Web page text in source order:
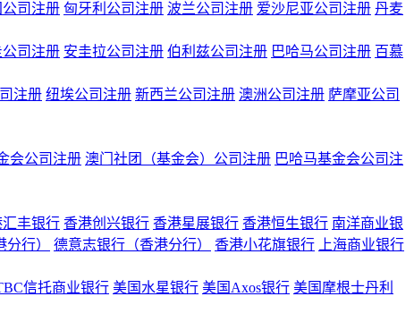
司注册 匈牙利公司注册 波兰公司注册 爱沙尼亚公司注册 丹麦
司注册 安圭拉公司注册 伯利兹公司注册 巴哈马公司注册 百慕
注册 纽埃公司注册 新西兰公司注册 澳洲公司注册 萨摩亚公司
会公司注册 澳门社团（基金会）公司注册 巴哈马基金会公司注
汇丰银行 香港创兴银行 香港星展银行 香港恒生银行 南洋商业银
行） 德意志银行（香港分行） 香港小花旗银行
上海商业银行
信托商业银行 美国水星银行 美国Axos银行 美国摩根士丹利